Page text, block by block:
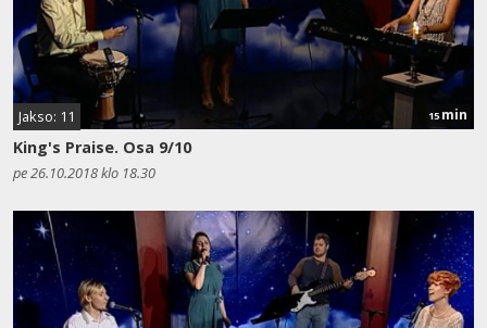
Jakso: 11 15 min
King's Praise. Osa 9/10
pe 26.10.2018 klo 18.30